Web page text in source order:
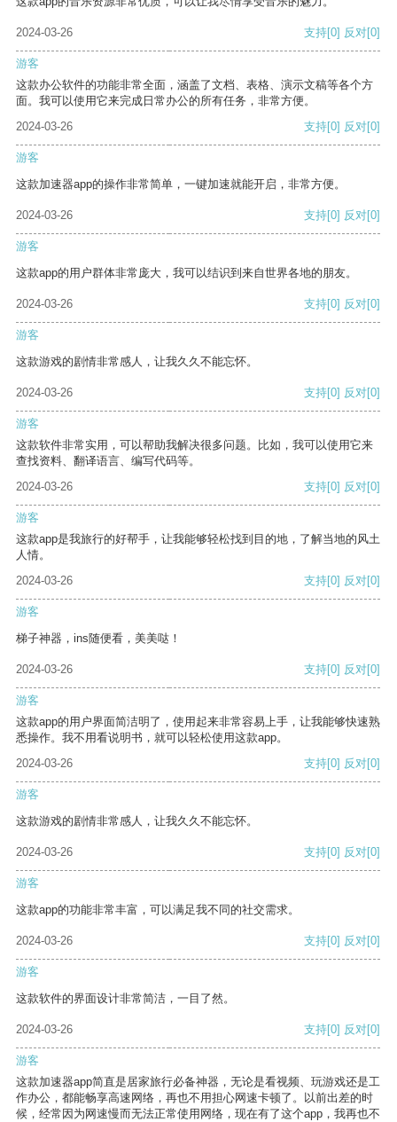
2024-03-26 支持[0] 反对[0]
游客
这款办公软件的功能非常全面，涵盖了文档、表格、演示文稿等各个方
面。我可以使用它来完成日常办公的所有任务，非常方便。
2024-03-26
支持[0] 反对[0]
游客
这款加速器app的操作非常简单，一键加速就能开启，非常方便。
2024-03-26 支持[0] 反对[0]
游客
这款app的用户群体非常庞大，我可以结识到来自世界各地的朋友。
2024-03-26 支持[0] 反对[0]
游客
这款游戏的剧情非常感人，让我久久不能忘怀。
2024-03-26 支持[0] 反对[0]
游客
这款软件非常实用，可以帮助我解决很多问题。比如，我可以使用它来
查找资料、翻译语言、编写代码等。
2024-03-26
支持[0] 反对[0]
游客
这款app是我旅行的好帮手，让我能够轻松找到目的地，了解当地的风土
人情。
2024-03-26
支持[0] 反对[0]
游客
梯子神器，ins随便看，美美哒！
2024-03-26 支持[0] 反对[0]
游客
这款app的用户界面简洁明了，使用起来非常容易上手，让我能够快速熟
悉操作。我不用看说明书，就可以轻松使用这款app。
2024-03-26
支持[0] 反对[0]
游客
这款游戏的剧情非常感人，让我久久不能忘怀。
2024-03-26 支持[0] 反对[0]
游客
这款app的功能非常丰富，可以满足我不同的社交需求。
2024-03-26 支持[0] 反对[0]
游客
这款软件的界面设计非常简洁，一目了然。
2024-03-26 支持[0] 反对[0]
游客
这款加速器app简直是居家旅行必备神器，无论是看视频、玩游戏还是工
作办公，都能畅享高速网络，再也不用担心网速卡顿了。以前出差的时
候，经常因为网速慢而无法正常使用网络，现在有了这个app，我再也不